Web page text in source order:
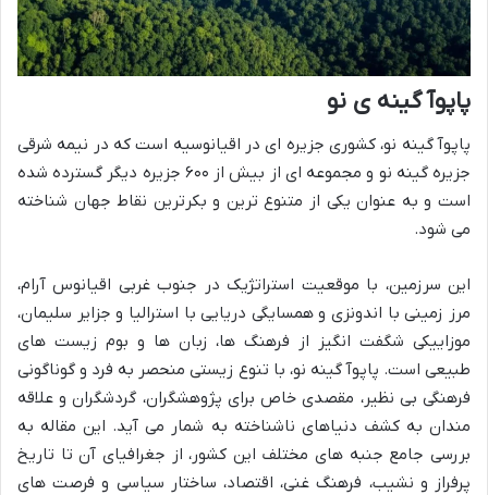
پاپوآ گینه ی نو
پاپوآ گینه نو، کشوری جزیره ای در اقیانوسیه است که در نیمه شرقی
جزیره گینه نو و مجموعه ای از بیش از ۶۰۰ جزیره دیگر گسترده شده
است و به عنوان یکی از متنوع ترین و بکرترین نقاط جهان شناخته
می شود.
این سرزمین، با موقعیت استراتژیک در جنوب غربی اقیانوس آرام،
مرز زمینی با اندونزی و همسایگی دریایی با استرالیا و جزایر سلیمان،
موزاییکی شگفت انگیز از فرهنگ ها، زبان ها و بوم زیست های
طبیعی است. پاپوآ گینه نو، با تنوع زیستی منحصر به فرد و گوناگونی
فرهنگی بی نظیر، مقصدی خاص برای پژوهشگران، گردشگران و علاقه
مندان به کشف دنیاهای ناشناخته به شمار می آید. این مقاله به
بررسی جامع جنبه های مختلف این کشور، از جغرافیای آن تا تاریخ
پرفراز و نشیب، فرهنگ غنی، اقتصاد، ساختار سیاسی و فرصت های